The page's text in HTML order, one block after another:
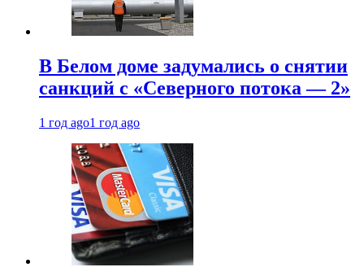
В Белом доме задумались о снятии
санкций с «Северного потока — 2»
1 год ago1 год ago